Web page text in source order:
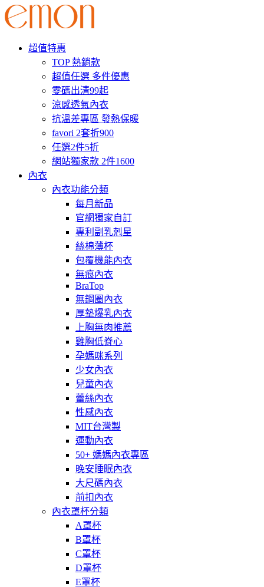
超值特惠
TOP 熱銷款
超值任選 多件優惠
零碼出清99起
涼感透氣內衣
抗溫差專區 發熱保暖
favori 2套折900
任選2件5折
網站獨家款 2件1600
內衣
內衣功能分類
每月新品
官網獨家自訂
專利副乳剋星
絲棉薄杯
包覆機能內衣
無痕內衣
BraTop
無鋼圈內衣
厚墊爆乳內衣
上胸無肉推薦
雞胸低脊心
孕媽咪系列
少女內衣
兒童內衣
蕾絲內衣
性感內衣
MIT台灣製
運動內衣
50+ 媽媽內衣專區
晚安睡眠內衣
大尺碼內衣
前扣內衣
內衣罩杯分類
A罩杯
B罩杯
C罩杯
D罩杯
E罩杯